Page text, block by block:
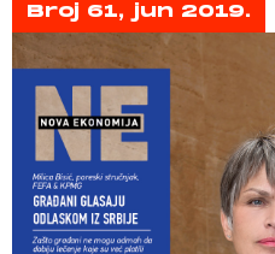
Broj 61, jun 2019.